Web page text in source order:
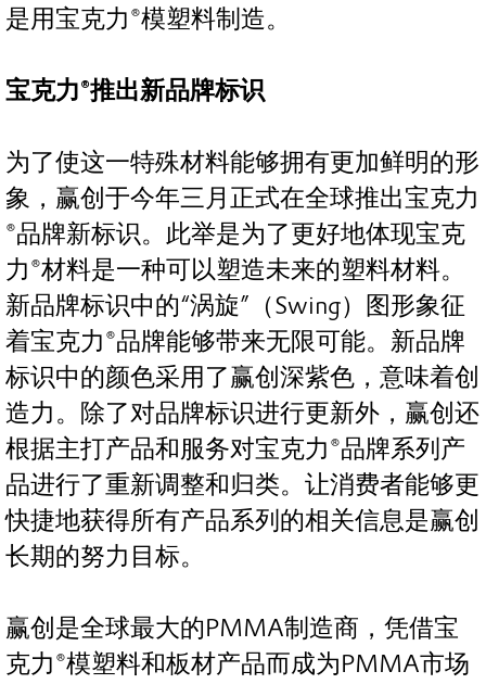
是用宝克力®模塑料制造。
宝克力®推出新品牌标识
为了使这一特殊材料能够拥有更加鲜明的形
象，赢创于今年三月正式在全球推出宝克力
®品牌新标识。此举是为了更好地体现宝克
力®材料是一种可以塑造未来的塑料材料。
新品牌标识中的“涡旋”（Swing）图形象征
着宝克力®品牌能够带来无限可能。新品牌
标识中的颜色采用了赢创深紫色，意味着创
造力。除了对品牌标识进行更新外，赢创还
根据主打产品和服务对宝克力®品牌系列产
品进行了重新调整和归类。让消费者能够更
快捷地获得所有产品系列的相关信息是赢创
长期的努力目标。
赢创是全球最大的PMMA制造商，凭借宝
克力®模塑料和板材产品而成为PMMA市场